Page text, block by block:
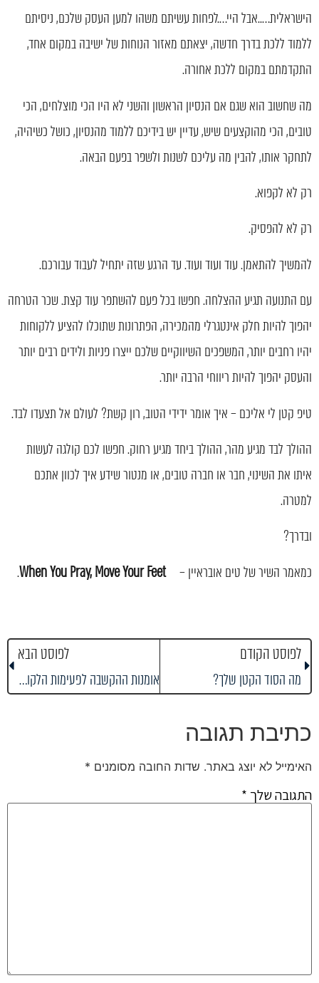
הישראלית…..אבל היי….לפחות עשיתם משהו למען העסק שלכם, ניסיתם
ללמוד ללכת בדרך חדשה, יצאתם מאזור הנוחות של ישיבה במקום אחד,
התקדמתם במקום ללכת אחורה.
מה שחשוב הוא שגם אם הנסיון הראשון והשני לא היו הכי מוצלחים, הכי
טובים, הכי מהוקצעים שיש, עדיין יש בידיכם ללמוד מהנסיון, כושל כשיהיה,
לתחקר אותו, להבין מה עליכם לשנות ולשפר בפעם הבאה.
רק לא לקפוא.
רק לא להפסיק.
להמשיך להתאמן. עוד ועוד ועוד. עד הרגע שזה יתחיל לעבוד עבורכם.
עם התנועה תגיע ההצלחה. חפשו בכל פעם להשתפר עוד קצת. שכר הטרחה
יהפוך להיות חלק אינטגרלי מהמכירה, הפתרונות שתוכלו להציע ללקוחות
יהיו רחבים יותר, המשפכים השיווקיים שלכם ייצרו פניות ולידים רבים יותר
והעסק יהפוך להיות ריווחי הרבה יותר.
טיפ קטן לי אליכם – איך אומר ידידי הטוב, רון קשת? לעולם אל תצעדו לבד.
ההולך לבד מגיע מהר, ההולך ביחד מגיע רחוק. חפשו לכם קולגה לעשות
איתו את השינוי, חבר או חברה טובים, או מנטור שידע איך לכוון אתכם
למטרה.
ובדרך?
כמאמר השיר של טים אובראיין – When You Pray, Move Your Feet
.
לפוסט הקודם
מה הסוד הקטן שלך?
לפוסט הבא
אומנות ההקשבה לפעימות הלקוח – על מכירות, הקשבה, שינוי – והקשר ביניהם
כתיבת תגובה
האימייל לא יוצג באתר. שדות החובה מסומנים *
התגובה שלך *